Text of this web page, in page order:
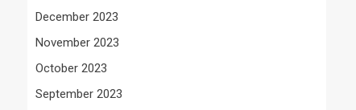
December 2023
November 2023
October 2023
September 2023